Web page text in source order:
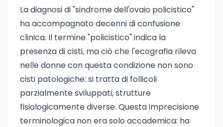
La diagnosi di "sindrome dell'ovaio policistico"
ha accompagnato decenni di confusione
clinica. Il termine "policistico" indica la
presenza di cisti, ma ciò che l'ecografia rileva
nelle donne con questa condizione non sono
cisti patologiche: si tratta di follicoli
parzialmente sviluppati, strutture
fisiologicamente diverse. Questa imprecisione
terminologica non era solo accademica: ha